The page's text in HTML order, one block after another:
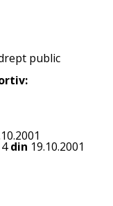
public
din 19.10.2001